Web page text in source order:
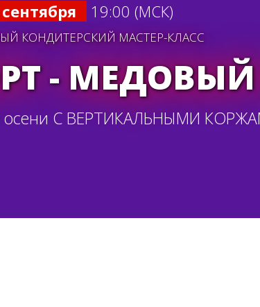
19:00 (МСК)
КОНДИТЕРСКИЙ МАСТЕР-КЛАСС
-
осени С ВЕРТИКАЛЬНЫМИ